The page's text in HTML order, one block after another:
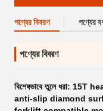
পণ্যের বিবরণ পণ্যের
পণ্যের বিবরণ
বিশেষভাবে তুলে ধরা: 15T
anti-slip diamond